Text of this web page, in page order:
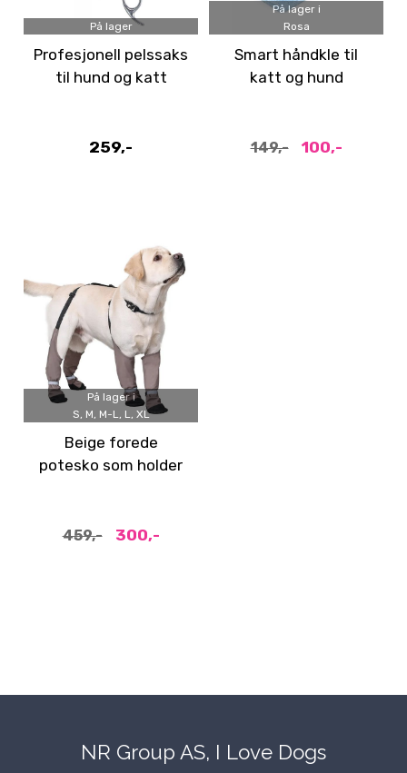
På lager
Profesjonell pelssaks
til hund og katt
259,-
På lager i
Rosa
Smart håndkle til
katt og hund
149,- 100,-
På lager i
S, M, M-L, L, XL
Beige forede
potesko som holder
459,- 300,-
NR Group AS, I Love Dogs